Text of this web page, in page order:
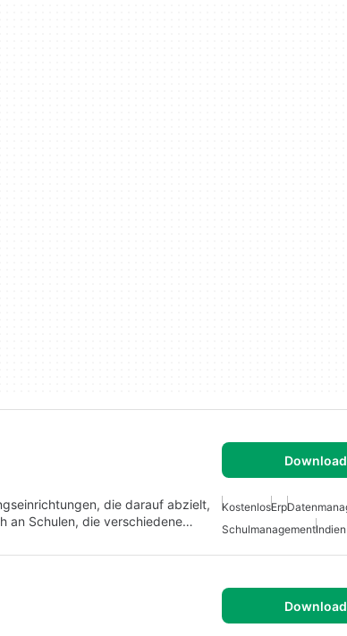
die darauf abzielt,
an Schulen, die verschiedene…
KostenlosErp
SchulmanagementIndien